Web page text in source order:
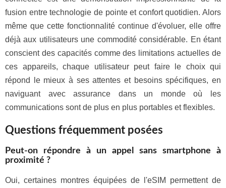
fusion entre technologie de pointe et confort quotidien. Alors
même que cette fonctionnalité continue d'évoluer, elle offre
déjà aux utilisateurs une commodité considérable. En étant
conscient des capacités comme des limitations actuelles de
ces appareils, chaque utilisateur peut faire le choix qui
répond le mieux à ses attentes et besoins spécifiques, en
naviguant avec assurance dans un monde où les
communications sont de plus en plus portables et flexibles.
Questions fréquemment posées
Peut-on répondre à un appel sans smartphone à
proximité ?
Oui, certaines montres équipées de l'eSIM permettent de